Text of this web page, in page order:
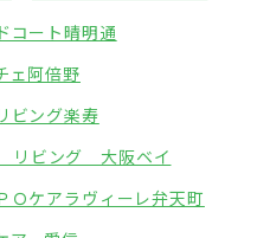
コート晴明通
ェ阿倍野
ビング楽寿
リビング 大阪ベイ
Ｏケアラヴィーレ弁天町